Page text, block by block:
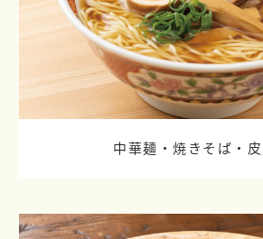
中華麺・焼きそば・